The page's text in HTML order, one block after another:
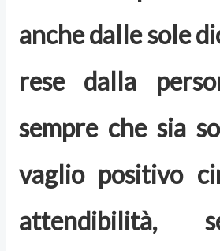
anche dalle sole
rese dalla
sempre che sia
vaglio positivo
attendibilità,